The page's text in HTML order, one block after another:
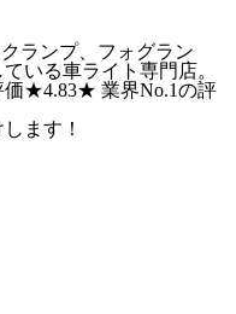
ランプ、フォグラン
いる車ライト専門店。
価★4.83★ 業界No.1の評
ます！